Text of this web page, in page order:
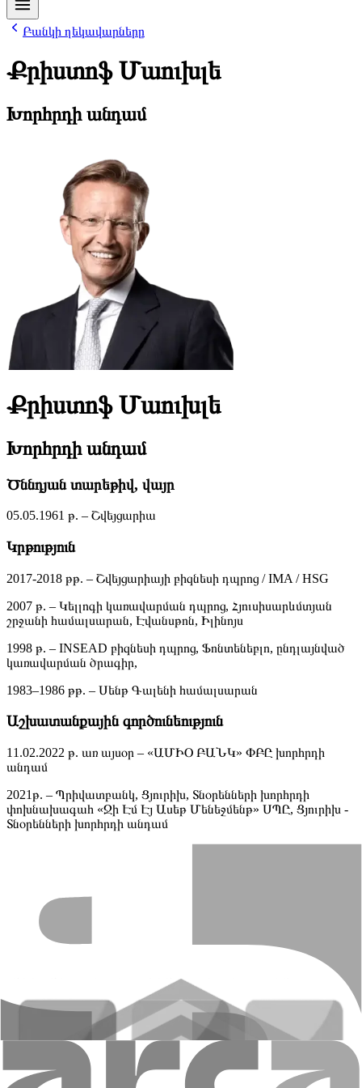
Բանկի ղեկավարները
Քրիստոֆ Մաուխլե
Խորհրդի անդամ
Քրիստոֆ Մաուխլե
Խորհրդի անդամ
Ծննդյան տարեթիվ, վայր
05.05.1961 թ. – Շվեյցարիա
Կրթություն
2017-2018 թթ. – Շվեյցարիայի բիզնեսի դպրոց / IMA / HSG
2007 թ. – Կելլոգի կառավարման դպրոց, Հյուսիսարևմտյան
շրջանի համալսարան, Էվանսթոն, Իլինոյս
1998 թ. – INSEAD բիզնեսի դպրոց, Ֆոնտենեբլո, ընդլայնված
կառավարման ծրագիր,
1983–1986 թթ. – Սենթ Գալենի համալսարան
Աշխատանքային գործունեություն
11.02.2022 թ. առ այսօր – «ԱՄԻՕ ԲԱՆԿ» ՓԲԸ խորհրդի
անդամ
2021թ. – Պրիվատբանկ, Ցյուրիխ, Տնօրենների խորհրդի
փոխնախագահ «Ջի Էմ Էյ Ասեթ Մենեջմենթ» ՍՊԸ, Ցյուրիխ -
Տնօրենների խորհրդի անդամ
2009 - 2013 թթ. – «Կրեդիտ Սվիս» ՍՊԸ, Ցյուրիխ Գործադիր
տնօրեն (Գերմանիա, Ավստրիա և Լյուքսեմբուրգ` Գլխավոր
գործադիր տնօրեն)
2001 - 2009 թթ. – Կրեդիտ Սվիս, Ցյուրիխ, Գործադիր տնօրեն,
Ցյուրիխի տարածքային ղեկավար
1998 - 2001 թթ. – Կրեդիտ Սվիս, Ցյուրիխ, Տնօրեն/Գործադիր
տնօրեն, Արտաքին ակտիվների կառավարման բաժնի
1995 – 1998 թթ. – Կրեդիտ Սվիս, Սենթ Գալլեն, Տնօրեն /
Արևելյան Շվեյցարիայի տարածքային Գլխավոր